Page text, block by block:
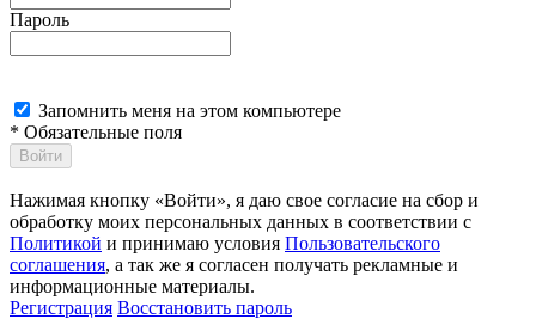
Пароль
Запомнить меня на этом компьютере
* Обязательные поля
Войти
Нажимая кнопку «Войти», я даю свое согласие на сбор и
обработку моих персональных данных в соответствии с
Политикой и принимаю условия Пользовательского
соглашения, а так же я согласен получать рекламные и
информационные материалы.
Регистрация Восстановить пароль